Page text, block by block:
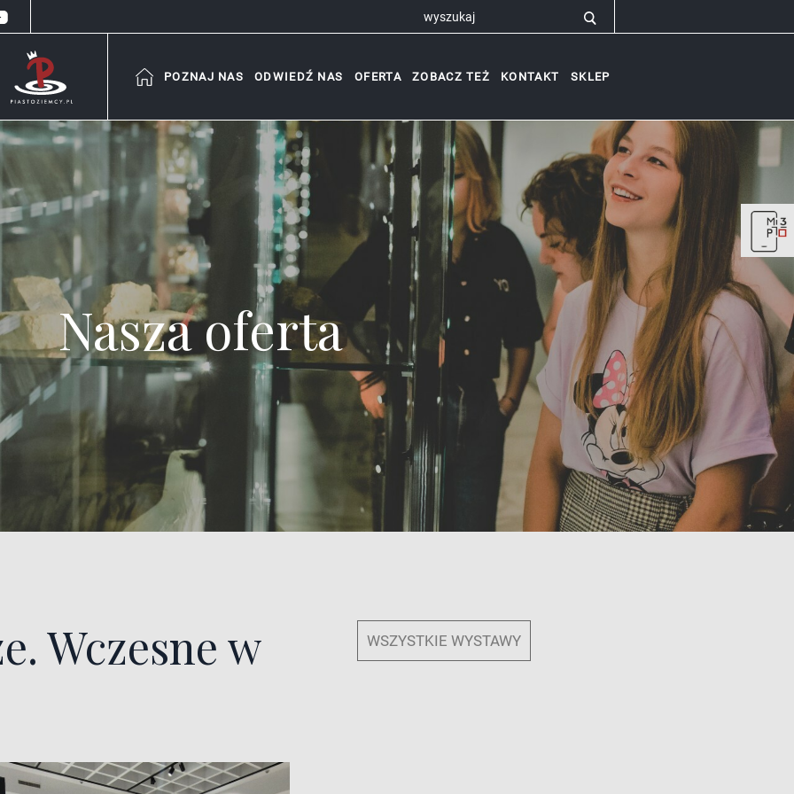
POZNAJ NAS ODWIEDŹ NAS OFERTA ZOBACZ TEŻ KONTAKT SKLEP
Nasza oferta
Wczesne w WSZYSTKIE WYSTAWY